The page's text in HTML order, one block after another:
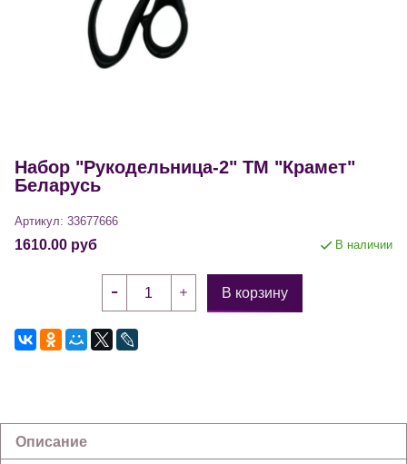
Набор "Рукодельница-2" ТМ "Крамет"
Беларусь
Артикул: 33677666
1610.00 руб В наличии
В корзину
Описание